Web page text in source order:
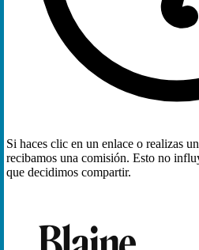
Si haces clic en un enlace o realizas
recibamos una comisión. Esto no
que decidimos compartir.